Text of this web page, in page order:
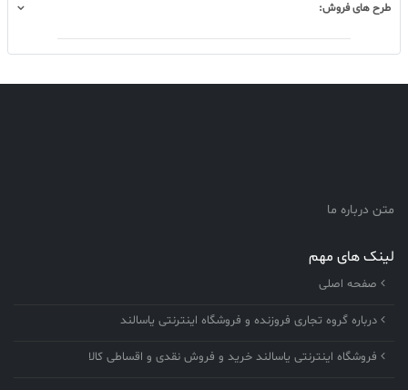
طرح های فروش:
متن درباره ما
لینک های مهم
صفحه اصلی
درباره گروه تجاری فروزنده و فروشگاه اینترنتی یاسالند
فروشگاه اینترنتی یاسالند خرید و فروش نقدی و اقساطی کالا